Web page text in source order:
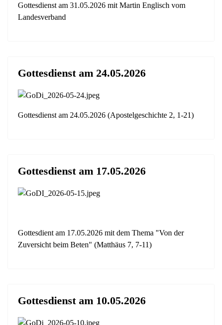
Gottesdienst am 31.05.2026 mit Martin Englisch vom
Landesverband
Gottesdienst am 24.05.2026
Gottesdienst am 24.05.2026 (Apostelgeschichte 2, 1-21)
Gottesdienst am 17.05.2026
Gottesdient am 17.05.2026 mit dem Thema "Von der
Zuversicht beim Beten" (Matthäus 7, 7-11)
Gottesdienst am 10.05.2026